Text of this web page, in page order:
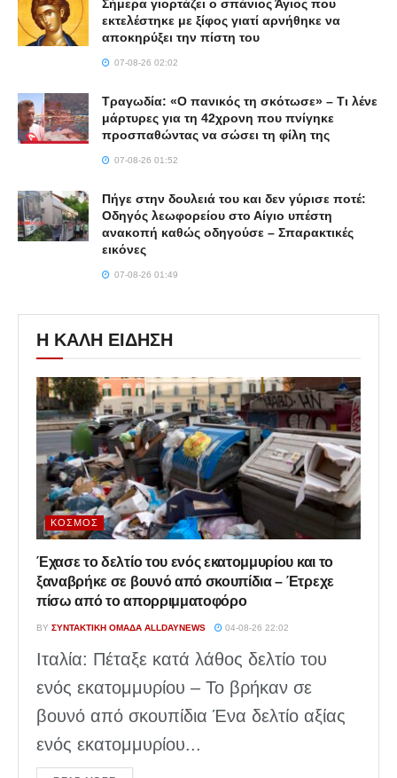
Σήμερα γιορτάζει ο σπάνιος Άγιος που
εκτελέστηκε με ξίφος γιατί αρνήθηκε να
αποκηρύξει την πίστη του
07-08-26 02:02
Τραγωδία: «Ο πανικός τη σκότωσε» – Τι λένε
μάρτυρες για τη 42χρονη που πνίγηκε
προσπαθώντας να σώσει τη φίλη της
07-08-26 01:52
Πήγε στην δουλειά του και δεν γύρισε ποτέ:
Οδηγός λεωφορείου στο Αίγιο υπέστη
ανακοπή καθώς οδηγούσε – Σπαρακτικές
εικόνες
07-08-26 01:49
Η ΚΑΛΗ ΕΙΔΗΣΗ
ΚΌΣΜΟΣ
Έχασε το δελτίο του ενός εκατομμυρίου και το
ξαναβρήκε σε βουνό από σκουπίδια – Έτρεχε
πίσω από το απορριμματοφόρο
BY ΣΥΝΤΑΚΤΙΚΉ ΟΜΆΔΑ ALLDAYNEWS 04-08-26 22:02
Ιταλία: Πέταξε κατά λάθος δελτίο του
ενός εκατομμυρίου – Το βρήκαν σε
βουνό από σκουπίδια Ένα δελτίο αξίας
ενός εκατομμυρίου...